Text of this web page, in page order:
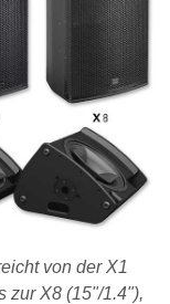
von der X1
zur X8 (15"/1.4"),